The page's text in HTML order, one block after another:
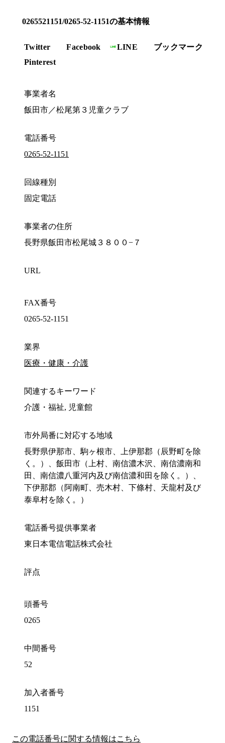
0265521151/0265-52-1151の基本情報
Twitter Facebook LINE
ブックマーク
Pinterest
事業者名
飯田市／松尾第３児童クラブ
電話番号
0265-52-1151
回線種別
固定電話
事業者の住所
長野県飯田市松尾城３８００−７
URL
FAX番号
0265-52-1151
業界
医療・健康・介護
関連するキーワード
介護・福祉, 児童館
市外局番に対応する地域
長野県伊那市、駒ヶ根市、上伊那郡（辰野町を除
く。）、飯田市（上村、南信濃木沢、南信濃南和
田、南信濃八重河内及び南信濃和田を除く。）、
下伊那郡（阿南町、売木村、下條村、天龍村及び
泰阜村を除く。）
電話番号提供事業者
東日本電信電話株式会社
評点
頭番号
0265
中間番号
52
加入者番号
1151
この電話番号に関する情報はこちら